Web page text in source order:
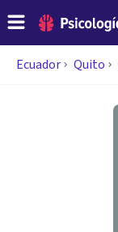
Ecuador Quito